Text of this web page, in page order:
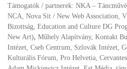
Támogatók / partnerek: NKA –
NCA, Nova Sit / New Web Association,
Bizottság, Education and Culture DG
New Art), Műhely Alapítvány, Kontakt
Intézet, Cseh Centrum, Szlovák Intézet,
Kulturális Fórum, Pro Helvetia,